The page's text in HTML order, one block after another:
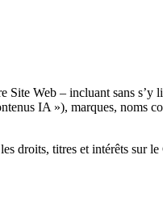
Web – incluant sans
IA »), marques, noms
droits, titres et intérêts sur